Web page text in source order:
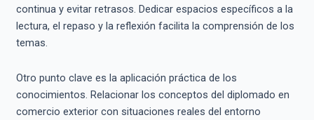
continua y evitar retrasos. Dedicar espacios específicos a la
lectura, el repaso y la reflexión facilita la comprensión de los
temas.
Otro punto clave es la aplicación práctica de los
conocimientos. Relacionar los conceptos del diplomado en
comercio exterior con situaciones reales del entorno